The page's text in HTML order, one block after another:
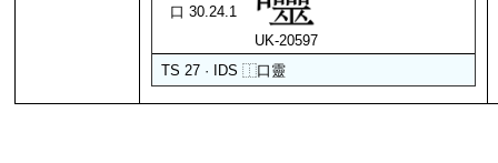
口 30.24.1
UK-20597
TS 27 · IDS⿰口 靈